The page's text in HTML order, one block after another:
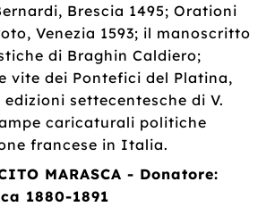
Brescia 1495; Orationi
Venezia 1593; il manoscritto
di Braghin Caldiero;
vite dei Pontefici del Platina,
edizioni settecentesche di V.
caricaturali politiche
francese in Italia.
MARASCA - Donatore:
1880-1891